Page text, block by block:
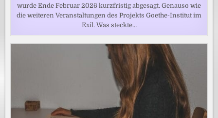
wurde Ende Februar 2026 kurzfristig abgesagt. Genauso wie
die weiteren Veranstaltungen des Projekts Goethe-Institut im
Exil. Was steckte…